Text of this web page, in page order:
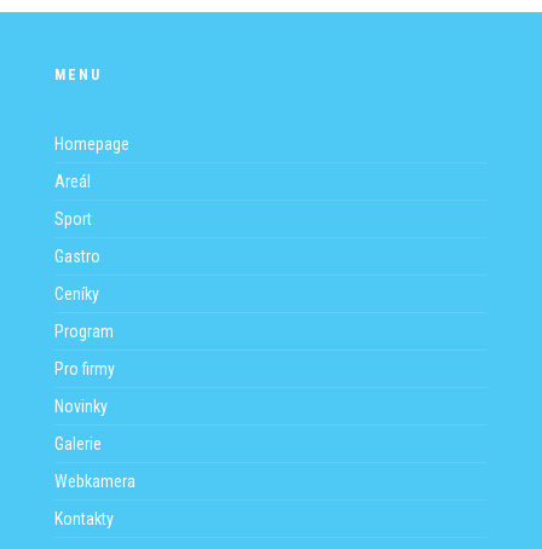
MENU
Homepage
Areál
Sport
Gastro
Ceníky
Program
Pro firmy
Novinky
Galerie
Webkamera
Kontakty